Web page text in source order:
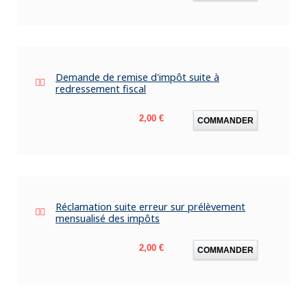
Demande de remise d'impôt suite à
redressement fiscal
Prix
2,00 € COMMANDER
Réclamation suite erreur sur prélèvement
mensualisé des impôts
Prix
2,00 € COMMANDER